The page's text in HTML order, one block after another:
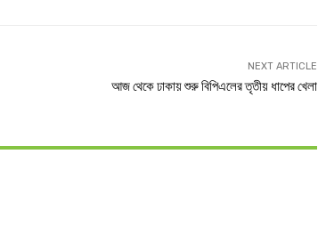
NEXT ARTICLE
আজ থেকে ঢাকায় শুরু বিপিএলের তৃতীয় ধাপের খেলা